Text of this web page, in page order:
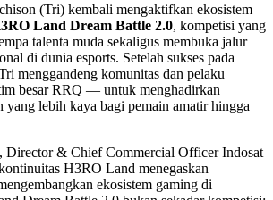
(Tri) kembali mengaktifkan ekosistem
Land Dream Battle 2.0, kompetisi yang
talenta muda sekaligus membuka jalur
di dunia esports. Setelah sukses pada
menggandeng komunitas dan pelaku
besar RRQ — untuk menghadirkan
yang lebih kaya bagi pemain amatir hingga
& Chief Commercial Officer Indosat
H3RO Land menegaskan
ekosistem gaming di